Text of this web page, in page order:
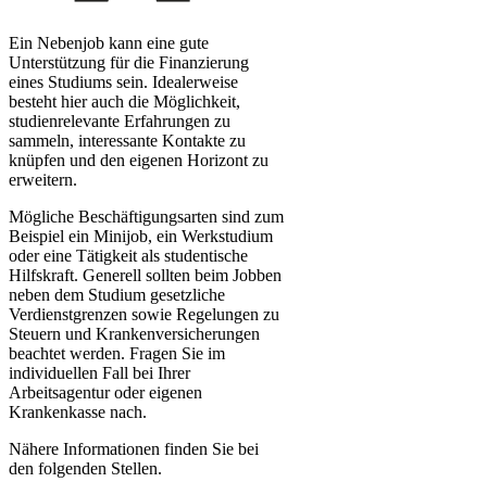
Ein Nebenjob kann eine gute
Unterstützung für die Finanzierung
eines Studiums sein. Idealerweise
besteht hier auch die Möglichkeit,
studienrelevante Erfahrungen zu
sammeln, interessante Kontakte zu
knüpfen und den eigenen Horizont zu
erweitern.
Mögliche Beschäftigungsarten sind zum
Beispiel ein Minijob, ein Werkstudium
oder eine Tätigkeit als studentische
Hilfskraft. Generell sollten beim Jobben
neben dem Studium gesetzliche
Verdienstgrenzen sowie Regelungen zu
Steuern und Krankenversicherungen
beachtet werden. Fragen Sie im
individuellen Fall bei Ihrer
Arbeitsagentur oder eigenen
Krankenkasse nach.
Nähere Informationen finden Sie bei
den folgenden Stellen.